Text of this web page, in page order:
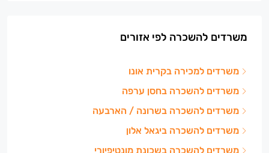
משרדים להשכרה לפי אזורים
משרדים למכירה בקרית אונו
משרדים להשכרה בחסן ערפה
משרדים להשכרה בשרונה / הארבעה
משרדים להשכרה ביגאל אלון
משרדים להשכרה בשכונת מונטיפיורי